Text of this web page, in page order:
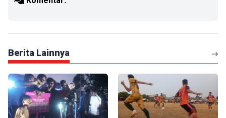
Berita Lainnya